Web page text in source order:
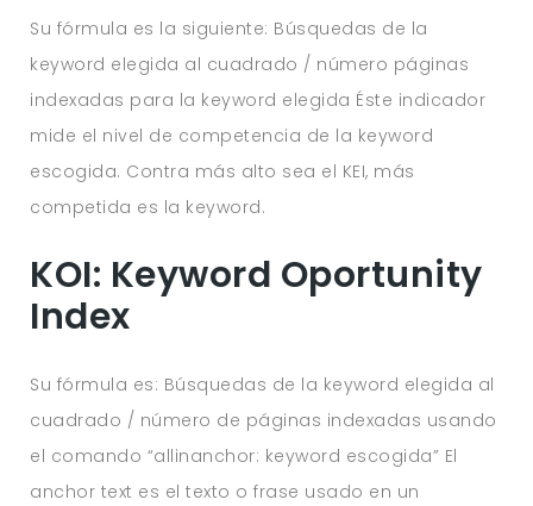
Su fórmula es la siguiente: Búsquedas de la
keyword elegida al cuadrado / número páginas
indexadas para la keyword elegida Éste indicador
mide el nivel de competencia de la keyword
escogida. Contra más alto sea el KEI, más
competida es la keyword.
KOI: Keyword Oportunity
Index
Su fórmula es: Búsquedas de la keyword elegida al
cuadrado / número de páginas indexadas usando
el comando “allinanchor: keyword escogida” El
anchor text es el texto o frase usado en un